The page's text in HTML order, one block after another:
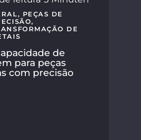
, PEÇAS DE
,
DE
de
para peças
com precisão